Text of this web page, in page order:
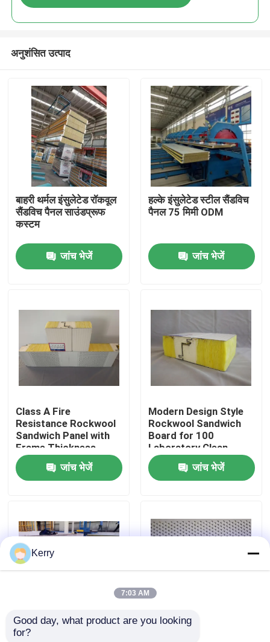
उत्पादों
हमारे बारे में
कारखाना भ्रमण
गुणवत्ता नियंत्रण
संपर्क करें
एक उद्धरण का अनुरोध करें
प्रीफैब स्टील वेयरहाउस
रॉकवूल सैंडविच पैनल
अनुशंसित उत्पाद
बाहरी थर्मल इंसुलेटेड रॉकवूल
सैंडविच पैनल साउंडप्रूफ
कस्टम
जांच भेजें
हल्के इंसुलेटेड स्टील सैंडविच
पैनल 75 मिमी ODM
जांच भेजें
Class A Fire
Resistance Rockwool
Sandwich Panel with
Frame Thickness
0.6mm and Max
Length 9000mm
जांच भेजें
Modern Design Style
Rockwool Sandwich
Board for 100
Laboratory Clean
Room Solutions
जांच भेजें
Max Length 9000mm
Blue Rockwool
Fireproof A Grade
Kerry
7:03 AM
Good day, what product are you looking
for?